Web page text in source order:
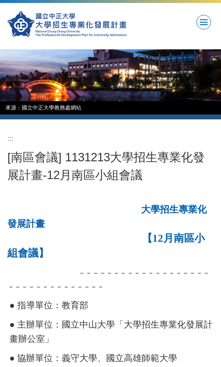
主
內
容
區
來源：國立中正大學教務處網站
:::
[南區會議] 1131213大學招生專業化發
展計畫-12月南區小組會議
大學招生專業化
發展計畫
【12月南區小
組會議】
－－－－－－－－－－－－－－－－－－－
－－－－－－－－－－－－－－
● 指導單位：教育部
● 主辦單位：國立中山大學「大學招生專業化發展計
畫辦公室」
● 協辦單位：義守大學、國立高雄師範大學